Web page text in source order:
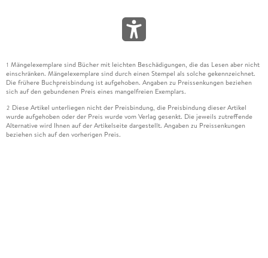
1 Mängelexemplare sind Bücher mit leichten Beschädigungen, die das Lesen aber nicht
einschränken. Mängelexemplare sind durch einen Stempel als solche gekennzeichnet.
Die frühere Buchpreisbindung ist aufgehoben. Angaben zu Preissenkungen beziehen
sich auf den gebundenen Preis eines mangelfreien Exemplars.
2 Diese Artikel unterliegen nicht der Preisbindung, die Preisbindung dieser Artikel
wurde aufgehoben oder der Preis wurde vom Verlag gesenkt. Die jeweils zutreffende
Alternative wird Ihnen auf der Artikelseite dargestellt. Angaben zu Preissenkungen
beziehen sich auf den vorherigen Preis.